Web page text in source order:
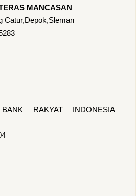
MANCASAN
Catur,Depok,Sleman
RAKYAT INDONESIA